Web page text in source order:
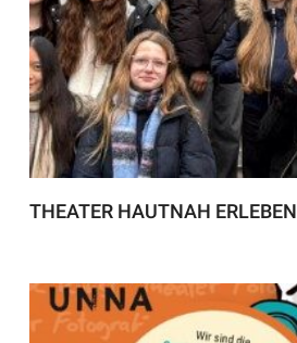
THEATER HAUTNAH ERLEBEN